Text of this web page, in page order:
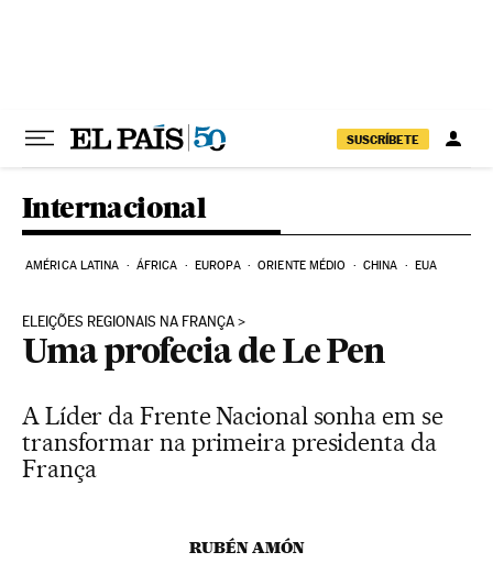
SUSCRÍBETE
Internacional
AMÉRICA LATINA ÁFRICA EUROPA ORIENTE MÉDIO CHINA EUA
ELEIÇÕES REGIONAIS NA FRANÇA
Uma profecia de Le Pen
A Líder da Frente Nacional sonha em se
transformar na primeira presidenta da
França
RUBÉN AMÓN